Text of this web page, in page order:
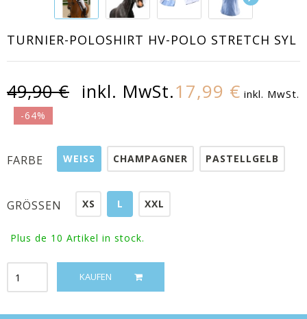
TURNIER-POLOSHIRT HV-POLO STRETCH SYL
49,90 € inkl. MwSt.17,99 € inkl. MwSt.
-64%
FARBE WEISS CHAMPAGNER PASTELLGELB
GRÖSSEN XS L XXL
Plus de 10 Artikel in stock.
KAUFEN